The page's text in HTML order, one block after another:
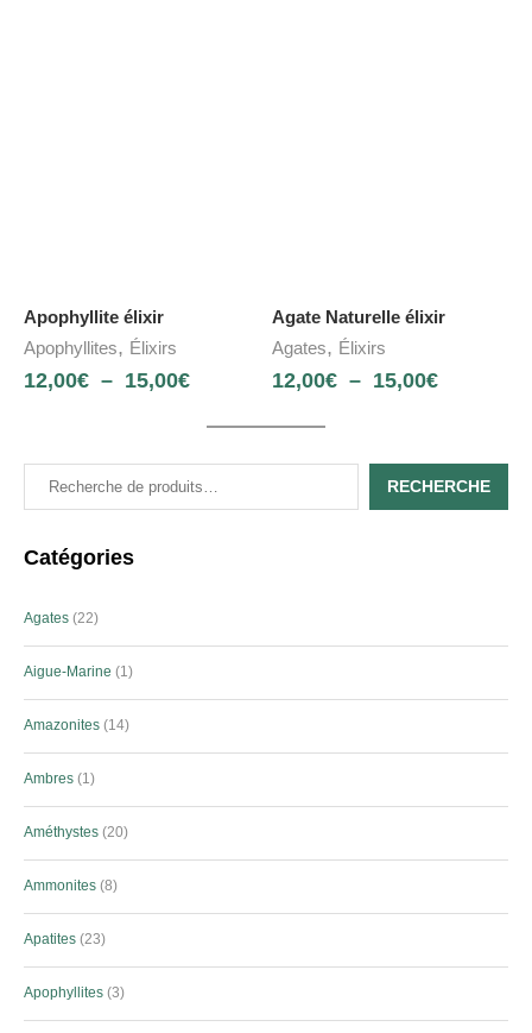
Apophyllite élixir
Apophyllites, Élixirs
12,00€ – 15,00€
Agate Naturelle élixir
Agates, Élixirs
12,00€ – 15,00€
RECHERCHE
Catégories
Agates 22
Aigue-Marine 1
Amazonites 14
Ambres 1
Améthystes 20
Ammonites 8
Apatites 23
Apophyllites 3